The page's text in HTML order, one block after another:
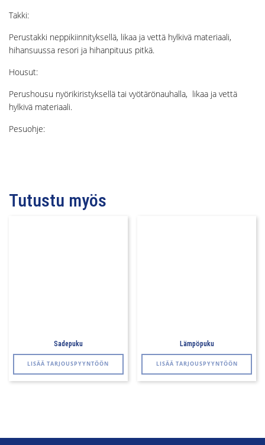
Takki:
Perustakki neppikiinnityksellä, likaa ja vettä hylkivä materiaali,
hihansuussa resori ja hihanpituus pitkä.
Housut:
Perushousu nyörikiristyksellä tai vyötärönauhalla, likaa ja vettä
hylkivä materiaali.
Pesuohje:
Tutustu myös
Sadepuku
LISÄÄ TARJOUSPYYNTÖÖN
Lämpöpuku
LISÄÄ TARJOUSPYYNTÖÖN